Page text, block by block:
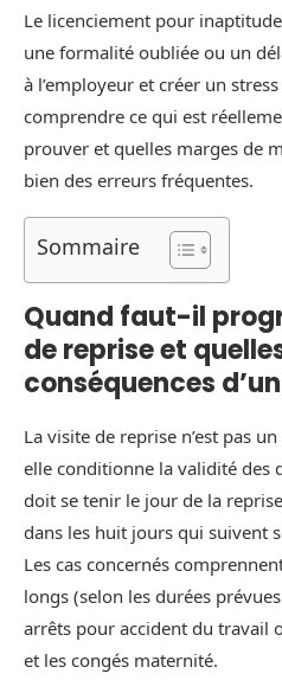
Le licenciement pour
une formalité oubliée ou un
à l’employeur et créer un
comprendre ce qui est
prouver et quelles marges de
bien des erreurs fréquentes.
Sommaire
Quand faut-il
de reprise et
conséquences
La visite de reprise n’est pas
elle conditionne la validité des
doit se tenir le jour de la
dans les huit jours qui suivent
Les cas concernés
longs (selon les durées
arrêts pour accident du travail
et les congés maternité.